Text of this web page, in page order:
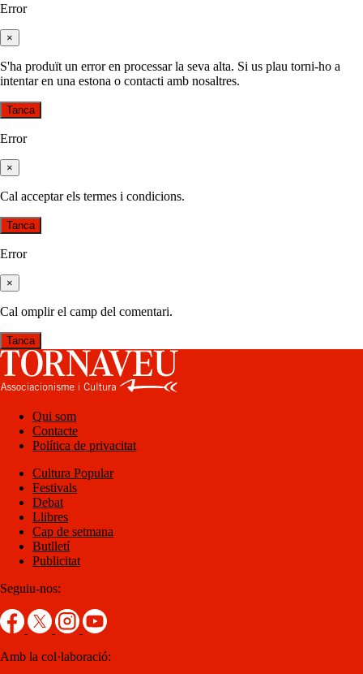
Error
×
S'ha produït un error en processar la seva alta. Si us plau torni-ho a
intentar en una estona o contacti amb nosaltres.
Tanca
Error
×
Cal acceptar els termes i condicions.
Tanca
Error
×
Cal omplir el camp del comentari.
Tanca
Qui som
Contacte
Política de privacitat
Cultura Popular
Festivals
Debat
Llibres
Cap de setmana
Butlletí
Publicitat
Seguiu-nos:
Amb la col·laboració: